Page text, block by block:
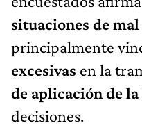
situaciones de
principalmente
excesivas en la
de aplicación de
decisiones.